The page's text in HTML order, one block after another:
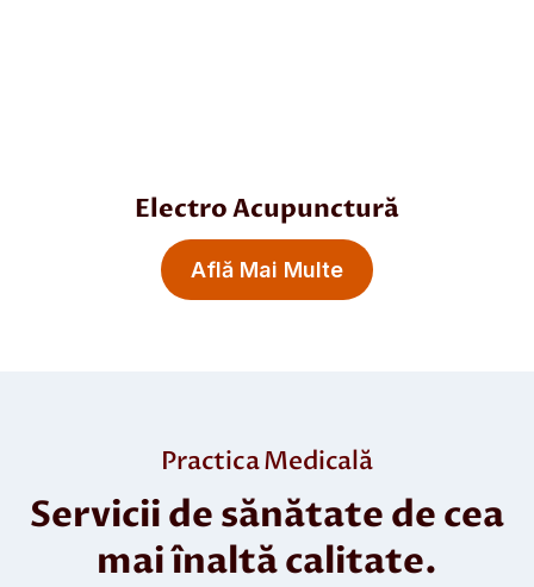
Electro Acupunctură
Află Mai Multe
Practica Medicală
Servicii de sănătate de cea
mai înaltă calitate.